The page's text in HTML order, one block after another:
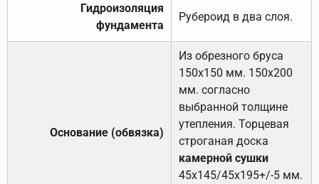
Гидроизоляция
фундамента
Рубероид в два слоя.
Основание (обвязка)
Из обрезного бруса
150х150 мм. 150х200
мм. согласно
выбранной толщине
утепления. Торцевая
строганая доска
камерной сушки
45х145/45х195+/-5 мм.